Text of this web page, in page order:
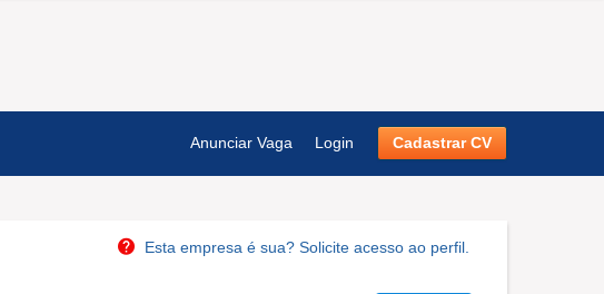
Anunciar Vaga Login Cadastrar CV
Esta empresa é sua? Solicite acesso ao perfil.